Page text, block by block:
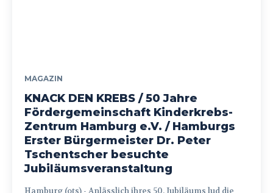
MAGAZIN
KNACK DEN KREBS / 50 Jahre
Fördergemeinschaft Kinderkrebs-
Zentrum Hamburg e.V. / Hamburgs
Erster Bürgermeister Dr. Peter
Tschentscher besuchte
Jubiläumsveranstaltung
Hamburg (ots) - Anlässlich ihres 50. Jubiläums lud die